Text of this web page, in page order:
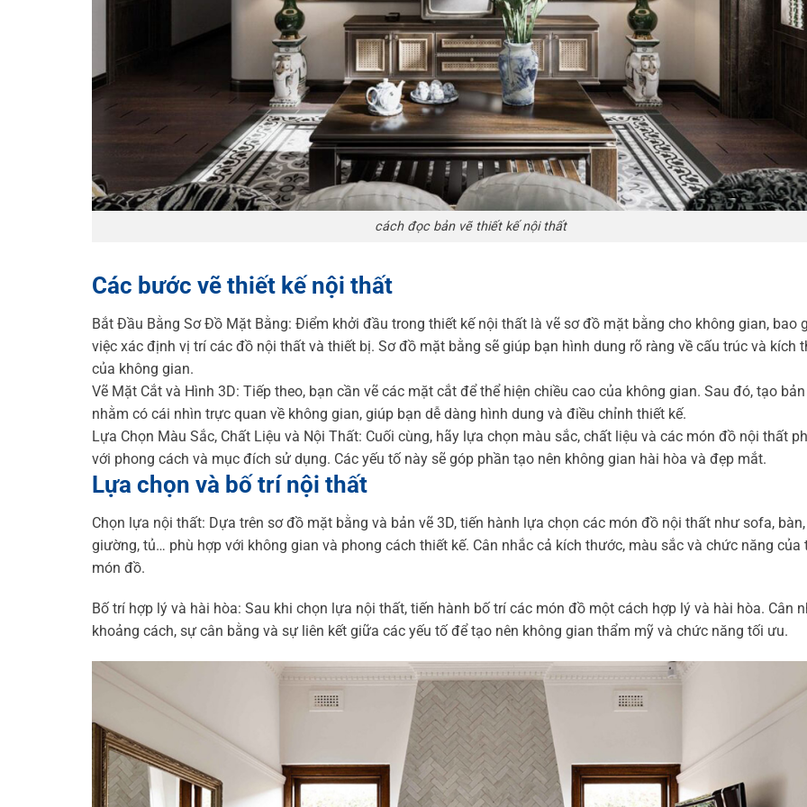
cách đọc bản vẽ thiết kế nội thất
Các bước vẽ thiết kế nội thất
Bắt Đầu Bằng Sơ Đồ Mặt Bằng: Điểm khởi đầu trong thiết kế nội thất là vẽ sơ đồ mặt bằng cho không gian, bao
việc xác định vị trí các đồ nội thất và thiết bị. Sơ đồ mặt bằng sẽ giúp bạn hình dung rõ ràng về cấu trúc và kích
của không gian.
Vẽ Mặt Cắt và Hình 3D: Tiếp theo, bạn cần vẽ các mặt cắt để thể hiện chiều cao của không gian. Sau đó, tạo bản
nhằm có cái nhìn trực quan về không gian, giúp bạn dễ dàng hình dung và điều chỉnh thiết kế.
Lựa Chọn Màu Sắc, Chất Liệu và Nội Thất: Cuối cùng, hãy lựa chọn màu sắc, chất liệu và các món đồ nội thất
với phong cách và mục đích sử dụng. Các yếu tố này sẽ góp phần tạo nên không gian hài hòa và đẹp mắt.
Lựa chọn và bố trí nội thất
Chọn lựa nội thất: Dựa trên sơ đồ mặt bằng và bản vẽ 3D, tiến hành lựa chọn các món đồ nội thất như sofa, bàn,
giường, tủ… phù hợp với không gian và phong cách thiết kế. Cân nhắc cả kích thước, màu sắc và chức năng của
món đồ.
Bố trí hợp lý và hài hòa: Sau khi chọn lựa nội thất, tiến hành bố trí các món đồ một cách hợp lý và hài hòa. Cân
khoảng cách, sự cân bằng và sự liên kết giữa các yếu tố để tạo nên không gian thẩm mỹ và chức năng tối ưu.